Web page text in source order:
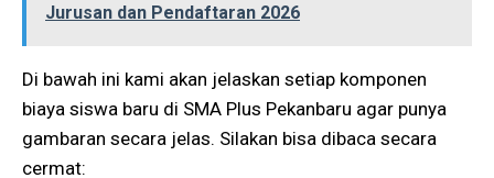
Jurusan dan Pendaftaran 2026
Di bawah ini kami akan jelaskan setiap komponen
biaya siswa baru di SMA Plus Pekanbaru agar punya
gambaran secara jelas. Silakan bisa dibaca secara
cermat: